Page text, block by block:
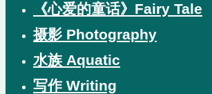
《心爱的童话》Fairy Tale
摄影 Photography
水族 Aquatic
写作 Writing